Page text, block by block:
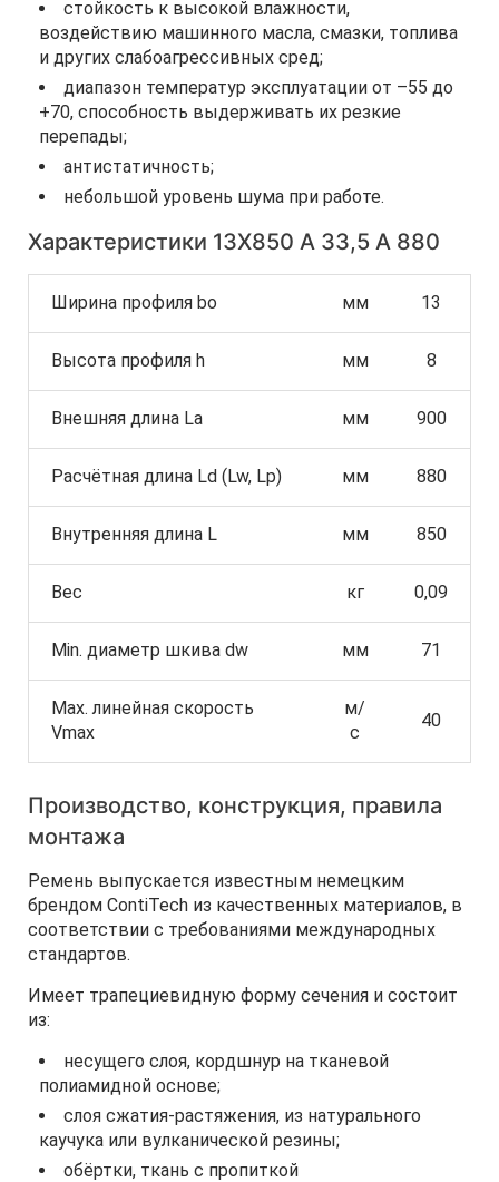
стойкость к высокой влажности,
воздействию машинного масла, смазки, топлива
и других слабоагрессивных сред;
диапазон температур эксплуатации от –55 до
+70, способность выдерживать их резкие
перепады;
антистатичность;
небольшой уровень шума при работе.
Характеристики 13Х850 A 33,5 А 880
Ширина профиля bo мм 13
Высота профиля h мм 8
Внешняя длина La мм 900
Расчётная длина Ld (Lw, Lp) мм 880
Внутренняя длина L мм 850
Вес кг 0,09
Min. диаметр шкива dw мм 71
Max. линейная скорость
Vmax
м/
с
40
Производство, конструкция, правила
монтажа
Ремень выпускается известным немецким
брендом ContiTech из качественных материалов, в
соответствии с требованиями международных
стандартов.
Имеет трапециевидную форму сечения и состоит
из:
несущего слоя, кордшнур на тканевой
полиамидной основе;
слоя сжатия-растяжения, из натурального
каучука или вулканической резины;
обёртки, ткань с пропиткой